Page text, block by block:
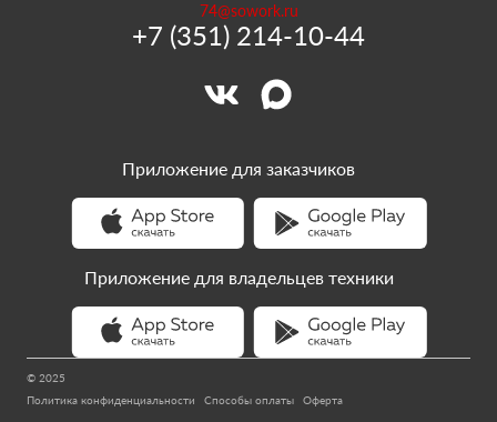
74@sowork.ru
+7 (351) 214-10-44
© 2025
Политика конфиденциальности
Способы оплаты Оферта
Приложение для заказчиков
Приложение для владельцев техники